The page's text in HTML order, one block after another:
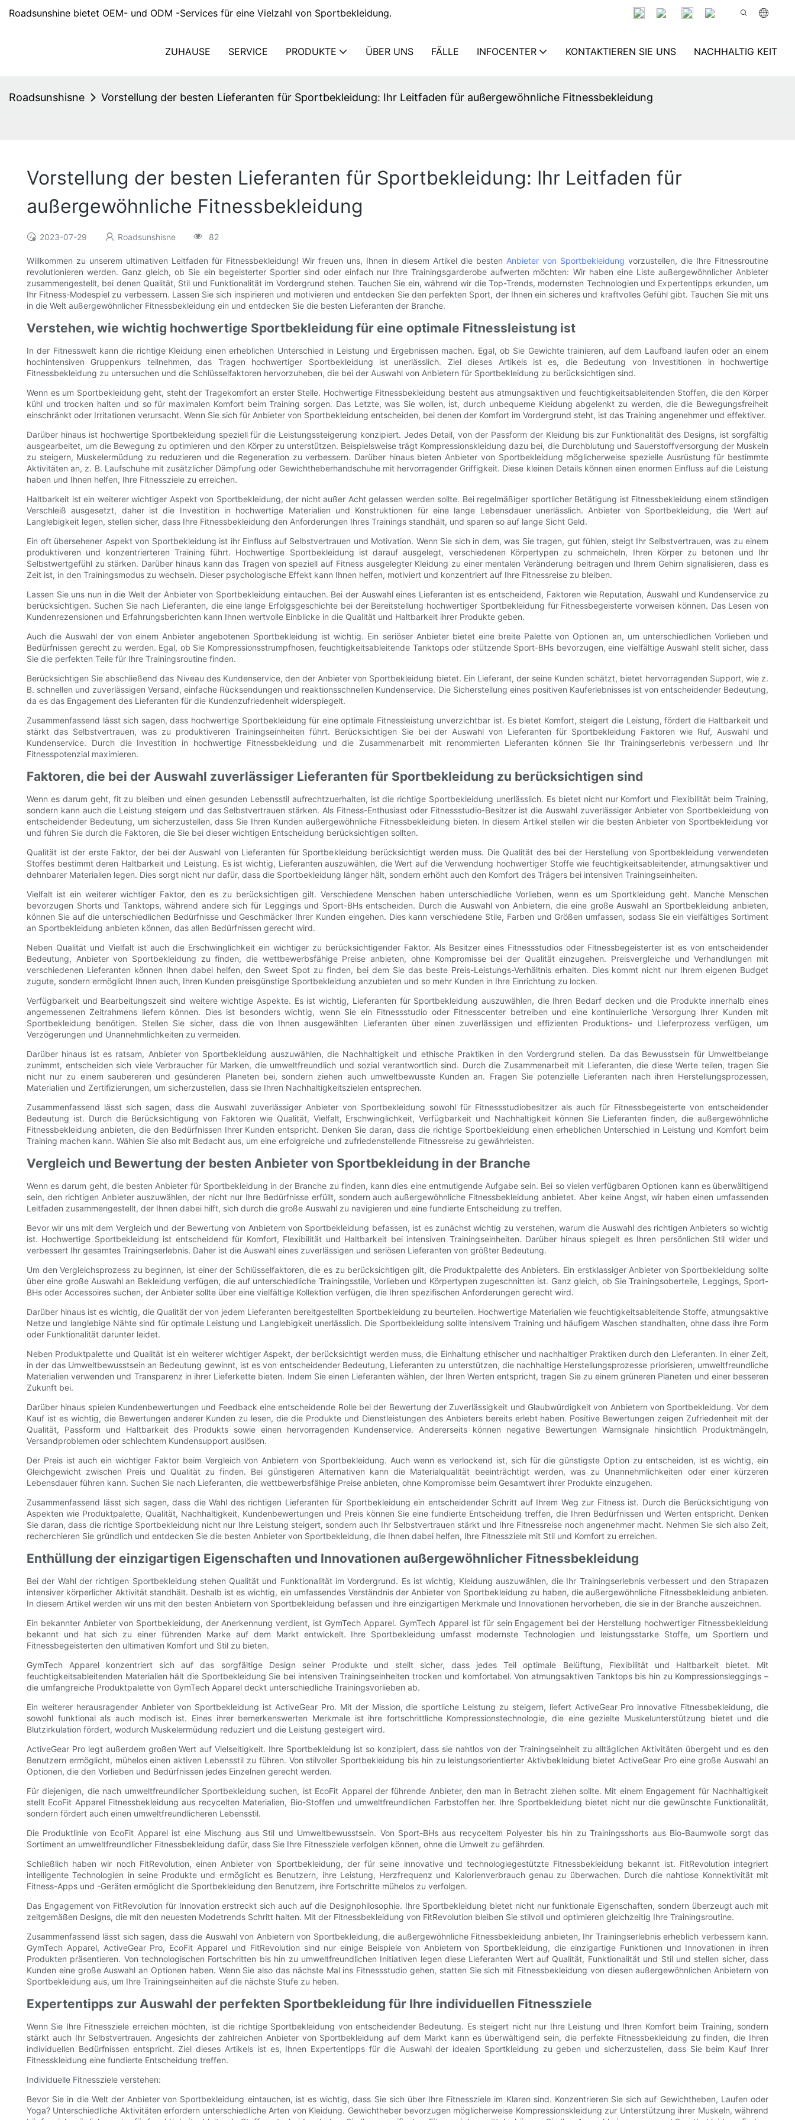
Roadsunshine bietet OEM- und ODM -Services für eine Vielzahl von Sportbekleidung.
ZUHAUSE SERVICE PRODUKTE ÜBER UNS FÄLLE INFOCENTER KONTAKTIEREN SIE UNS NACHHALTIG KEIT
Roadsunshisne Vorstellung der besten Lieferanten für Sportbekleidung: Ihr Leitfaden für außergewöhnliche Fitnessbekleidung
Vorstellung der besten Lieferanten für Sportbekleidung: Ihr Leitfaden für
außergewöhnliche Fitnessbekleidung
2023-07-29 Roadsunshisne 82
Willkommen zu unserem ultimativen Leitfaden für Fitnessbekleidung! Wir freuen uns, Ihnen in diesem Artikel die besten Anbieter von Sportbekleidung vorzustellen, die Ihre Fitnessroutine
revolutionieren werden. Ganz gleich, ob Sie ein begeisterter Sportler sind oder einfach nur Ihre Trainingsgarderobe aufwerten möchten: Wir haben eine Liste außergewöhnlicher Anbieter
zusammengestellt, bei denen Qualität, Stil und Funktionalität im Vordergrund stehen. Tauchen Sie ein, während wir die Top-Trends, modernsten Technologien und Expertentipps erkunden, um
Ihr Fitness-Modespiel zu verbessern. Lassen Sie sich inspirieren und motivieren und entdecken Sie den perfekten Sport, der Ihnen ein sicheres und kraftvolles Gefühl gibt. Tauchen Sie mit uns
in die Welt außergewöhnlicher Fitnessbekleidung ein und entdecken Sie die besten Lieferanten der Branche.
Verstehen, wie wichtig hochwertige Sportbekleidung für eine optimale Fitnessleistung ist
In der Fitnesswelt kann die richtige Kleidung einen erheblichen Unterschied in Leistung und Ergebnissen machen. Egal, ob Sie Gewichte trainieren, auf dem Laufband laufen oder an einem
hochintensiven Gruppenkurs teilnehmen, das Tragen hochwertiger Sportbekleidung ist unerlässlich. Ziel dieses Artikels ist es, die Bedeutung von Investitionen in hochwertige
Fitnessbekleidung zu untersuchen und die Schlüsselfaktoren hervorzuheben, die bei der Auswahl von Anbietern für Sportbekleidung zu berücksichtigen sind.
Wenn es um Sportbekleidung geht, steht der Tragekomfort an erster Stelle. Hochwertige Fitnessbekleidung besteht aus atmungsaktiven und feuchtigkeitsableitenden Stoffen, die den Körper
kühl und trocken halten und so für maximalen Komfort beim Training sorgen. Das Letzte, was Sie wollen, ist, durch unbequeme Kleidung abgelenkt zu werden, die die Bewegungsfreiheit
einschränkt oder Irritationen verursacht. Wenn Sie sich für Anbieter von Sportbekleidung entscheiden, bei denen der Komfort im Vordergrund steht, ist das Training angenehmer und effektiver.
Darüber hinaus ist hochwertige Sportbekleidung speziell für die Leistungssteigerung konzipiert. Jedes Detail, von der Passform der Kleidung bis zur Funktionalität des Designs, ist sorgfältig
ausgearbeitet, um die Bewegung zu optimieren und den Körper zu unterstützen. Beispielsweise trägt Kompressionskleidung dazu bei, die Durchblutung und Sauerstoffversorgung der Muskeln
zu steigern, Muskelermüdung zu reduzieren und die Regeneration zu verbessern. Darüber hinaus bieten Anbieter von Sportbekleidung möglicherweise spezielle Ausrüstung für bestimmte
Aktivitäten an, z. B. Laufschuhe mit zusätzlicher Dämpfung oder Gewichtheberhandschuhe mit hervorragender Griffigkeit. Diese kleinen Details können einen enormen Einfluss auf die Leistung
haben und Ihnen helfen, Ihre Fitnessziele zu erreichen.
Haltbarkeit ist ein weiterer wichtiger Aspekt von Sportbekleidung, der nicht außer Acht gelassen werden sollte. Bei regelmäßiger sportlicher Betätigung ist Fitnessbekleidung einem ständigen
Verschleiß ausgesetzt, daher ist die Investition in hochwertige Materialien und Konstruktionen für eine lange Lebensdauer unerlässlich. Anbieter von Sportbekleidung, die Wert auf
Langlebigkeit legen, stellen sicher, dass Ihre Fitnessbekleidung den Anforderungen Ihres Trainings standhält, und sparen so auf lange Sicht Geld.
Ein oft übersehener Aspekt von Sportbekleidung ist ihr Einfluss auf Selbstvertrauen und Motivation. Wenn Sie sich in dem, was Sie tragen, gut fühlen, steigt Ihr Selbstvertrauen, was zu einem
produktiveren und konzentrierteren Training führt. Hochwertige Sportbekleidung ist darauf ausgelegt, verschiedenen Körpertypen zu schmeicheln, Ihren Körper zu betonen und Ihr
Selbstwertgefühl zu stärken. Darüber hinaus kann das Tragen von speziell auf Fitness ausgelegter Kleidung zu einer mentalen Veränderung beitragen und Ihrem Gehirn signalisieren, dass es
Zeit ist, in den Trainingsmodus zu wechseln. Dieser psychologische Effekt kann Ihnen helfen, motiviert und konzentriert auf Ihre Fitnessreise zu bleiben.
Lassen Sie uns nun in die Welt der Anbieter von Sportbekleidung eintauchen. Bei der Auswahl eines Lieferanten ist es entscheidend, Faktoren wie Reputation, Auswahl und Kundenservice zu
berücksichtigen. Suchen Sie nach Lieferanten, die eine lange Erfolgsgeschichte bei der Bereitstellung hochwertiger Sportbekleidung für Fitnessbegeisterte vorweisen können. Das Lesen von
Kundenrezensionen und Erfahrungsberichten kann Ihnen wertvolle Einblicke in die Qualität und Haltbarkeit ihrer Produkte geben.
Auch die Auswahl der von einem Anbieter angebotenen Sportbekleidung ist wichtig. Ein seriöser Anbieter bietet eine breite Palette von Optionen an, um unterschiedlichen Vorlieben und
Bedürfnissen gerecht zu werden. Egal, ob Sie Kompressionsstrumpfhosen, feuchtigkeitsableitende Tanktops oder stützende Sport-BHs bevorzugen, eine vielfältige Auswahl stellt sicher, dass
Sie die perfekten Teile für Ihre Trainingsroutine finden.
Berücksichtigen Sie abschließend das Niveau des Kundenservice, den der Anbieter von Sportbekleidung bietet. Ein Lieferant, der seine Kunden schätzt, bietet hervorragenden Support, wie z.
B. schnellen und zuverlässigen Versand, einfache Rücksendungen und reaktionsschnellen Kundenservice. Die Sicherstellung eines positiven Kauferlebnisses ist von entscheidender Bedeutung,
da es das Engagement des Lieferanten für die Kundenzufriedenheit widerspiegelt.
Zusammenfassend lässt sich sagen, dass hochwertige Sportbekleidung für eine optimale Fitnessleistung unverzichtbar ist. Es bietet Komfort, steigert die Leistung, fördert die Haltbarkeit und
stärkt das Selbstvertrauen, was zu produktiveren Trainingseinheiten führt. Berücksichtigen Sie bei der Auswahl von Lieferanten für Sportbekleidung Faktoren wie Ruf, Auswahl und
Kundenservice. Durch die Investition in hochwertige Fitnessbekleidung und die Zusammenarbeit mit renommierten Lieferanten können Sie Ihr Trainingserlebnis verbessern und Ihr
Fitnesspotenzial maximieren.
Faktoren, die bei der Auswahl zuverlässiger Lieferanten für Sportbekleidung zu berücksichtigen sind
Wenn es darum geht, fit zu bleiben und einen gesunden Lebensstil aufrechtzuerhalten, ist die richtige Sportbekleidung unerlässlich. Es bietet nicht nur Komfort und Flexibilität beim Training,
sondern kann auch die Leistung steigern und das Selbstvertrauen stärken. Als Fitness-Enthusiast oder Fitnessstudio-Besitzer ist die Auswahl zuverlässiger Anbieter von Sportbekleidung von
entscheidender Bedeutung, um sicherzustellen, dass Sie Ihren Kunden außergewöhnliche Fitnessbekleidung bieten. In diesem Artikel stellen wir die besten Anbieter von Sportbekleidung vor
und führen Sie durch die Faktoren, die Sie bei dieser wichtigen Entscheidung berücksichtigen sollten.
Qualität ist der erste Faktor, der bei der Auswahl von Lieferanten für Sportbekleidung berücksichtigt werden muss. Die Qualität des bei der Herstellung von Sportbekleidung verwendeten
Stoffes bestimmt deren Haltbarkeit und Leistung. Es ist wichtig, Lieferanten auszuwählen, die Wert auf die Verwendung hochwertiger Stoffe wie feuchtigkeitsableitender, atmungsaktiver und
dehnbarer Materialien legen. Dies sorgt nicht nur dafür, dass die Sportbekleidung länger hält, sondern erhöht auch den Komfort des Trägers bei intensiven Trainingseinheiten.
Vielfalt ist ein weiterer wichtiger Faktor, den es zu berücksichtigen gilt. Verschiedene Menschen haben unterschiedliche Vorlieben, wenn es um Sportkleidung geht. Manche Menschen
bevorzugen Shorts und Tanktops, während andere sich für Leggings und Sport-BHs entscheiden. Durch die Auswahl von Anbietern, die eine große Auswahl an Sportbekleidung anbieten,
können Sie auf die unterschiedlichen Bedürfnisse und Geschmäcker Ihrer Kunden eingehen. Dies kann verschiedene Stile, Farben und Größen umfassen, sodass Sie ein vielfältiges Sortiment
an Sportbekleidung anbieten können, das allen Bedürfnissen gerecht wird.
Neben Qualität und Vielfalt ist auch die Erschwinglichkeit ein wichtiger zu berücksichtigender Faktor. Als Besitzer eines Fitnessstudios oder Fitnessbegeisterter ist es von entscheidender
Bedeutung, Anbieter von Sportbekleidung zu finden, die wettbewerbsfähige Preise anbieten, ohne Kompromisse bei der Qualität einzugehen. Preisvergleiche und Verhandlungen mit
verschiedenen Lieferanten können Ihnen dabei helfen, den Sweet Spot zu finden, bei dem Sie das beste Preis-Leistungs-Verhältnis erhalten. Dies kommt nicht nur Ihrem eigenen Budget
zugute, sondern ermöglicht Ihnen auch, Ihren Kunden preisgünstige Sportbekleidung anzubieten und so mehr Kunden in Ihre Einrichtung zu locken.
Verfügbarkeit und Bearbeitungszeit sind weitere wichtige Aspekte. Es ist wichtig, Lieferanten für Sportbekleidung auszuwählen, die Ihren Bedarf decken und die Produkte innerhalb eines
angemessenen Zeitrahmens liefern können. Dies ist besonders wichtig, wenn Sie ein Fitnessstudio oder Fitnesscenter betreiben und eine kontinuierliche Versorgung Ihrer Kunden mit
Sportbekleidung benötigen. Stellen Sie sicher, dass die von Ihnen ausgewählten Lieferanten über einen zuverlässigen und effizienten Produktions- und Lieferprozess verfügen, um
Verzögerungen und Unannehmlichkeiten zu vermeiden.
Darüber hinaus ist es ratsam, Anbieter von Sportbekleidung auszuwählen, die Nachhaltigkeit und ethische Praktiken in den Vordergrund stellen. Da das Bewusstsein für Umweltbelange
zunimmt, entscheiden sich viele Verbraucher für Marken, die umweltfreundlich und sozial verantwortlich sind. Durch die Zusammenarbeit mit Lieferanten, die diese Werte teilen, tragen Sie
nicht nur zu einem saubereren und gesünderen Planeten bei, sondern ziehen auch umweltbewusste Kunden an. Fragen Sie potenzielle Lieferanten nach ihren Herstellungsprozessen,
Materialien und Zertifizierungen, um sicherzustellen, dass sie Ihren Nachhaltigkeitszielen entsprechen.
Zusammenfassend lässt sich sagen, dass die Auswahl zuverlässiger Anbieter von Sportbekleidung sowohl für Fitnessstudiobesitzer als auch für Fitnessbegeisterte von entscheidender
Bedeutung ist. Durch die Berücksichtigung von Faktoren wie Qualität, Vielfalt, Erschwinglichkeit, Verfügbarkeit und Nachhaltigkeit können Sie Lieferanten finden, die außergewöhnliche
Fitnessbekleidung anbieten, die den Bedürfnissen Ihrer Kunden entspricht. Denken Sie daran, dass die richtige Sportbekleidung einen erheblichen Unterschied in Leistung und Komfort beim
Training machen kann. Wählen Sie also mit Bedacht aus, um eine erfolgreiche und zufriedenstellende Fitnessreise zu gewährleisten.
Vergleich und Bewertung der besten Anbieter von Sportbekleidung in der Branche
Wenn es darum geht, die besten Anbieter für Sportbekleidung in der Branche zu finden, kann dies eine entmutigende Aufgabe sein. Bei so vielen verfügbaren Optionen kann es überwältigend
sein, den richtigen Anbieter auszuwählen, der nicht nur Ihre Bedürfnisse erfüllt, sondern auch außergewöhnliche Fitnessbekleidung anbietet. Aber keine Angst, wir haben einen umfassenden
Leitfaden zusammengestellt, der Ihnen dabei hilft, sich durch die große Auswahl zu navigieren und eine fundierte Entscheidung zu treffen.
Bevor wir uns mit dem Vergleich und der Bewertung von Anbietern von Sportbekleidung befassen, ist es zunächst wichtig zu verstehen, warum die Auswahl des richtigen Anbieters so wichtig
ist. Hochwertige Sportbekleidung ist entscheidend für Komfort, Flexibilität und Haltbarkeit bei intensiven Trainingseinheiten. Darüber hinaus spiegelt es Ihren persönlichen Stil wider und
verbessert Ihr gesamtes Trainingserlebnis. Daher ist die Auswahl eines zuverlässigen und seriösen Lieferanten von größter Bedeutung.
Um den Vergleichsprozess zu beginnen, ist einer der Schlüsselfaktoren, die es zu berücksichtigen gilt, die Produktpalette des Anbieters. Ein erstklassiger Anbieter von Sportbekleidung sollte
über eine große Auswahl an Bekleidung verfügen, die auf unterschiedliche Trainingsstile, Vorlieben und Körpertypen zugeschnitten ist. Ganz gleich, ob Sie Trainingsoberteile, Leggings, Sport-
BHs oder Accessoires suchen, der Anbieter sollte über eine vielfältige Kollektion verfügen, die Ihren spezifischen Anforderungen gerecht wird.
Darüber hinaus ist es wichtig, die Qualität der von jedem Lieferanten bereitgestellten Sportbekleidung zu beurteilen. Hochwertige Materialien wie feuchtigkeitsableitende Stoffe, atmungsaktive
Netze und langlebige Nähte sind für optimale Leistung und Langlebigkeit unerlässlich. Die Sportbekleidung sollte intensivem Training und häufigem Waschen standhalten, ohne dass ihre Form
oder Funktionalität darunter leidet.
Neben Produktpalette und Qualität ist ein weiterer wichtiger Aspekt, der berücksichtigt werden muss, die Einhaltung ethischer und nachhaltiger Praktiken durch den Lieferanten. In einer Zeit,
in der das Umweltbewusstsein an Bedeutung gewinnt, ist es von entscheidender Bedeutung, Lieferanten zu unterstützen, die nachhaltige Herstellungsprozesse priorisieren, umweltfreundliche
Materialien verwenden und Transparenz in ihrer Lieferkette bieten. Indem Sie einen Lieferanten wählen, der Ihren Werten entspricht, tragen Sie zu einem grüneren Planeten und einer besseren
Zukunft bei.
Darüber hinaus spielen Kundenbewertungen und Feedback eine entscheidende Rolle bei der Bewertung der Zuverlässigkeit und Glaubwürdigkeit von Anbietern von Sportbekleidung. Vor dem
Kauf ist es wichtig, die Bewertungen anderer Kunden zu lesen, die die Produkte und Dienstleistungen des Anbieters bereits erlebt haben. Positive Bewertungen zeigen Zufriedenheit mit der
Qualität, Passform und Haltbarkeit des Produkts sowie einen hervorragenden Kundenservice. Andererseits können negative Bewertungen Warnsignale hinsichtlich Produktmängeln,
Versandproblemen oder schlechtem Kundensupport auslösen.
Der Preis ist auch ein wichtiger Faktor beim Vergleich von Anbietern von Sportbekleidung. Auch wenn es verlockend ist, sich für die günstigste Option zu entscheiden, ist es wichtig, ein
Gleichgewicht zwischen Preis und Qualität zu finden. Bei günstigeren Alternativen kann die Materialqualität beeinträchtigt werden, was zu Unannehmlichkeiten oder einer kürzeren
Lebensdauer führen kann. Suchen Sie nach Lieferanten, die wettbewerbsfähige Preise anbieten, ohne Kompromisse beim Gesamtwert ihrer Produkte einzugehen.
Zusammenfassend lässt sich sagen, dass die Wahl des richtigen Lieferanten für Sportbekleidung ein entscheidender Schritt auf Ihrem Weg zur Fitness ist. Durch die Berücksichtigung von
Aspekten wie Produktpalette, Qualität, Nachhaltigkeit, Kundenbewertungen und Preis können Sie eine fundierte Entscheidung treffen, die Ihren Bedürfnissen und Werten entspricht. Denken
Sie daran, dass die richtige Sportbekleidung nicht nur Ihre Leistung steigert, sondern auch Ihr Selbstvertrauen stärkt und Ihre Fitnessreise noch angenehmer macht. Nehmen Sie sich also Zeit,
recherchieren Sie gründlich und entdecken Sie die besten Anbieter von Sportbekleidung, die Ihnen dabei helfen, Ihre Fitnessziele mit Stil und Komfort zu erreichen.
Enthüllung der einzigartigen Eigenschaften und Innovationen außergewöhnlicher Fitnessbekleidung
Bei der Wahl der richtigen Sportbekleidung stehen Qualität und Funktionalität im Vordergrund. Es ist wichtig, Kleidung auszuwählen, die Ihr Trainingserlebnis verbessert und den Strapazen
intensiver körperlicher Aktivität standhält. Deshalb ist es wichtig, ein umfassendes Verständnis der Anbieter von Sportbekleidung zu haben, die außergewöhnliche Fitnessbekleidung anbieten.
In diesem Artikel werden wir uns mit den besten Anbietern von Sportbekleidung befassen und ihre einzigartigen Merkmale und Innovationen hervorheben, die sie in der Branche auszeichnen.
Ein bekannter Anbieter von Sportbekleidung, der Anerkennung verdient, ist GymTech Apparel. GymTech Apparel ist für sein Engagement bei der Herstellung hochwertiger Fitnessbekleidung
bekannt und hat sich zu einer führenden Marke auf dem Markt entwickelt. Ihre Sportbekleidung umfasst modernste Technologien und leistungsstarke Stoffe, um Sportlern und
Fitnessbegeisterten den ultimativen Komfort und Stil zu bieten.
GymTech Apparel konzentriert sich auf das sorgfältige Design seiner Produkte und stellt sicher, dass jedes Teil optimale Belüftung, Flexibilität und Haltbarkeit bietet. Mit
feuchtigkeitsableitenden Materialien hält die Sportbekleidung Sie bei intensiven Trainingseinheiten trocken und komfortabel. Von atmungsaktiven Tanktops bis hin zu Kompressionsleggings –
die umfangreiche Produktpalette von GymTech Apparel deckt unterschiedliche Trainingsvorlieben ab.
Ein weiterer herausragender Anbieter von Sportbekleidung ist ActiveGear Pro. Mit der Mission, die sportliche Leistung zu steigern, liefert ActiveGear Pro innovative Fitnessbekleidung, die
sowohl funktional als auch modisch ist. Eines ihrer bemerkenswerten Merkmale ist ihre fortschrittliche Kompressionstechnologie, die eine gezielte Muskelunterstützung bietet und die
Blutzirkulation fördert, wodurch Muskelermüdung reduziert und die Leistung gesteigert wird.
ActiveGear Pro legt außerdem großen Wert auf Vielseitigkeit. Ihre Sportbekleidung ist so konzipiert, dass sie nahtlos von der Trainingseinheit zu alltäglichen Aktivitäten übergeht und es den
Benutzern ermöglicht, mühelos einen aktiven Lebensstil zu führen. Von stilvoller Sportbekleidung bis hin zu leistungsorientierter Aktivbekleidung bietet ActiveGear Pro eine große Auswahl an
Optionen, die den Vorlieben und Bedürfnissen jedes Einzelnen gerecht werden.
Für diejenigen, die nach umweltfreundlicher Sportbekleidung suchen, ist EcoFit Apparel der führende Anbieter, den man in Betracht ziehen sollte. Mit einem Engagement für Nachhaltigkeit
stellt EcoFit Apparel Fitnessbekleidung aus recycelten Materialien, Bio-Stoffen und umweltfreundlichen Farbstoffen her. Ihre Sportbekleidung bietet nicht nur die gewünschte Funktionalität,
sondern fördert auch einen umweltfreundlicheren Lebensstil.
Die Produktlinie von EcoFit Apparel ist eine Mischung aus Stil und Umweltbewusstsein. Von Sport-BHs aus recyceltem Polyester bis hin zu Trainingsshorts aus Bio-Baumwolle sorgt das
Sortiment an umweltfreundlicher Fitnessbekleidung dafür, dass Sie Ihre Fitnessziele verfolgen können, ohne die Umwelt zu gefährden.
Schließlich haben wir noch FitRevolution, einen Anbieter von Sportbekleidung, der für seine innovative und technologiegestützte Fitnessbekleidung bekannt ist. FitRevolution integriert
intelligente Technologien in seine Produkte und ermöglicht es Benutzern, ihre Leistung, Herzfrequenz und Kalorienverbrauch genau zu überwachen. Durch die nahtlose Konnektivität mit
Fitness-Apps und -Geräten ermöglicht die Sportbekleidung den Benutzern, ihre Fortschritte mühelos zu verfolgen.
Das Engagement von FitRevolution für Innovation erstreckt sich auch auf die Designphilosophie. Ihre Sportbekleidung bietet nicht nur funktionale Eigenschaften, sondern überzeugt auch mit
zeitgemäßen Designs, die mit den neuesten Modetrends Schritt halten. Mit der Fitnessbekleidung von FitRevolution bleiben Sie stilvoll und optimieren gleichzeitig Ihre Trainingsroutine.
Zusammenfassend lässt sich sagen, dass die Auswahl von Anbietern von Sportbekleidung, die außergewöhnliche Fitnessbekleidung anbieten, Ihr Trainingserlebnis erheblich verbessern kann.
GymTech Apparel, ActiveGear Pro, EcoFit Apparel und FitRevolution sind nur einige Beispiele von Anbietern von Sportbekleidung, die einzigartige Funktionen und Innovationen in ihren
Produkten präsentieren. Von technologischen Fortschritten bis hin zu umweltfreundlichen Initiativen legen diese Lieferanten Wert auf Qualität, Funktionalität und Stil und stellen sicher, dass
Kunden eine große Auswahl an Optionen haben. Wenn Sie also das nächste Mal ins Fitnessstudio gehen, statten Sie sich mit Fitnessbekleidung von diesen außergewöhnlichen Anbietern von
Sportbekleidung aus, um Ihre Trainingseinheiten auf die nächste Stufe zu heben.
Expertentipps zur Auswahl der perfekten Sportbekleidung für Ihre individuellen Fitnessziele
Wenn Sie Ihre Fitnessziele erreichen möchten, ist die richtige Sportbekleidung von entscheidender Bedeutung. Es steigert nicht nur Ihre Leistung und Ihren Komfort beim Training, sondern
stärkt auch Ihr Selbstvertrauen. Angesichts der zahlreichen Anbieter von Sportbekleidung auf dem Markt kann es überwältigend sein, die perfekte Fitnessbekleidung zu finden, die Ihren
individuellen Bedürfnissen entspricht. Ziel dieses Artikels ist es, Ihnen Expertentipps für die Auswahl der idealen Sportkleidung zu geben und sicherzustellen, dass Sie beim Kauf Ihrer
Fitnesskleidung eine fundierte Entscheidung treffen.
Individuelle Fitnessziele verstehen:
Bevor Sie in die Welt der Anbieter von Sportbekleidung eintauchen, ist es wichtig, dass Sie sich über Ihre Fitnessziele im Klaren sind. Konzentrieren Sie sich auf Gewichtheben, Laufen oder
Yoga? Unterschiedliche Aktivitäten erfordern unterschiedliche Arten von Kleidung. Gewichtheber bevorzugen möglicherweise Kompressionskleidung zur Unterstützung ihrer Muskeln, während